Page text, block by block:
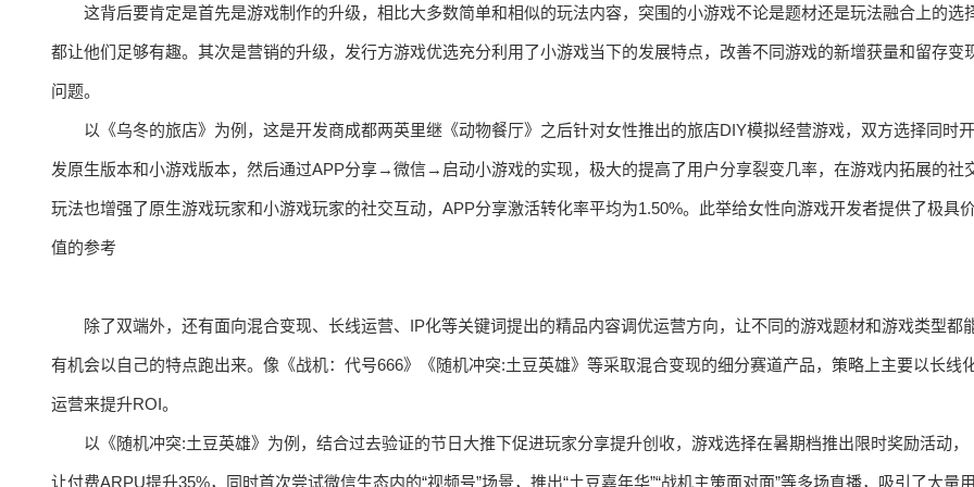
这背后要肯定是首先是游戏制作的升级，相比大多数简单和相似的玩法内容，突围的小游戏不论是题材还是玩法融合上的选
都让他们足够有趣。其次是营销的升级，发行方游戏优选充分利用了小游戏当下的发展特点，改善不同游戏的新增获量和留存变
问题。
以《乌冬的旅店》为例，这是开发商成都两英里继《动物餐厅》之后针对女性推出的旅店DIY模拟经营游戏，双方选择同时开
发原生版本和小游戏版本，然后通过APP分享→微信→启动小游戏的实现，极大的提高了用户分享裂变几率，在游戏内拓展的社
玩法也增强了原生游戏玩家和小游戏玩家的社交互动，APP分享激活转化率平均为1.50%。此举给女性向游戏开发者提供了极具
值的参考
除了双端外，还有面向混合变现、长线运营、IP化等关键词提出的精品内容调优运营方向，让不同的游戏题材和游戏类型都
有机会以自己的特点跑出来。像《战机：代号666》《随机冲突:土豆英雄》等采取混合变现的细分赛道产品，策略上主要以长线
运营来提升ROI。
以《随机冲突:土豆英雄》为例，结合过去验证的节日大推下促进玩家分享提升创收，游戏选择在暑期档推出限时奖励活动，
让付费ARPU提升35%，同时首次尝试微信生态内的“视频号”场景，推出“土豆嘉年华”“战机主策面对面”等多场直播，吸引了大量用